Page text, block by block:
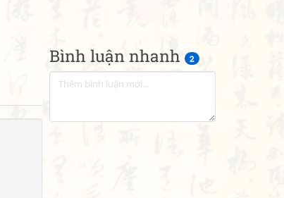
Bình luận nhanh 2